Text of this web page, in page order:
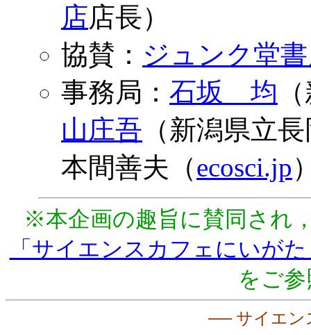
店店長）
協賛： ジュンク堂
事務局： 石坂 均
山庄吾 （新潟県立
本間善夫（ecosci.jp
※本企画の趣旨に賛同され
「サイエンスカフェにいが
をご
── サイエン